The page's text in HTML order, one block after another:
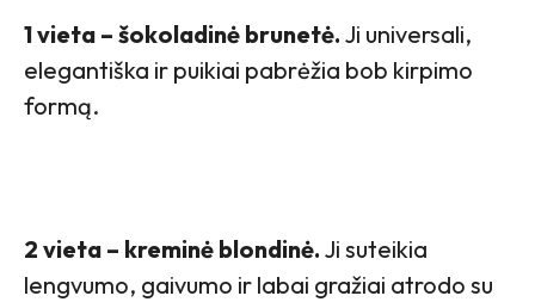
1 vieta – šokoladinė brunetė. Ji universali,
elegantiška ir puikiai pabrėžia bob kirpimo
formą.
2 vieta – kreminė blondinė. Ji suteikia
lengvumo, gaivumo ir labai gražiai atrodo su